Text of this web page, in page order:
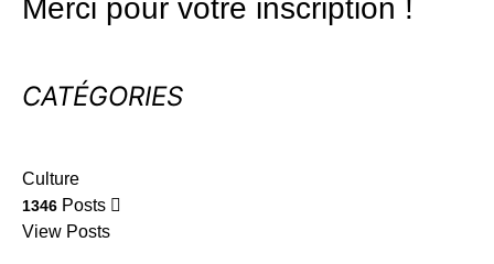
Merci pour votre inscription !
CATÉGORIES
Culture
1346 Posts
View Posts